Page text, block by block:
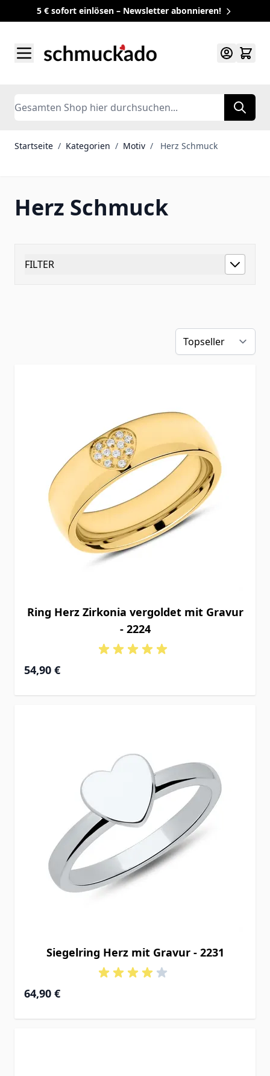
5 € sofort einlösen – Newsletter abonnieren!
Search
Startseite / Kategorien / Motiv / Herz Schmuck
Herz Schmuck
FILTER
Ring Herz Zirkonia vergoldet mit Gravur
- 2224
54,90 €
Siegelring Herz mit Gravur - 2231
64,90 €